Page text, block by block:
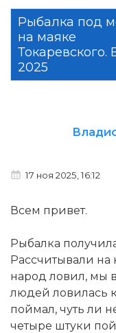
Рыбалка под
на маяке
Токаревского.
2025
17 ноя 2025, 16:12
Всем привет.
Рыбалка
Рассчитывали на
народ ловил, мы
людей ловилась
поймал, чуть ли
четыре штуки